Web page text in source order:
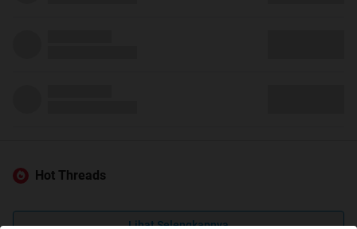
Hot Threads
Lihat Selengkapnya